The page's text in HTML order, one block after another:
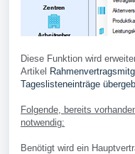
Diese Funktion wird
Artikel
Tageslisteneinträge
Folgende, bereits
notwendig:
Benötigt wird ein